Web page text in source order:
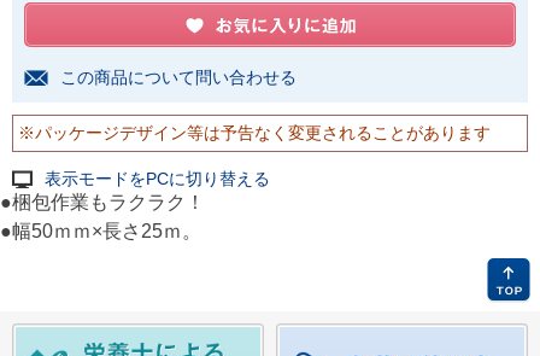
この商品について問い合わせる
※パッケージデザイン等は予告なく変更されることがあります
表示モードをPCに切り替える
●梱包作業もラクラク！
●幅50ｍｍ×長さ25ｍ。